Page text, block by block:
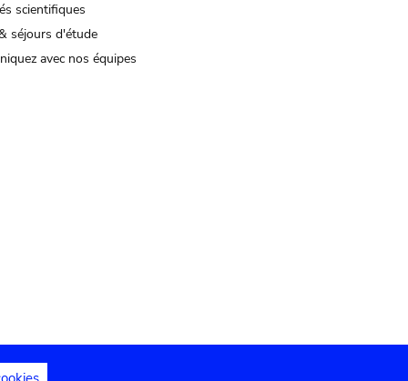
scientifiques
séjours d'étude
avec nos équipes